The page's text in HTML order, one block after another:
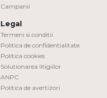
Campanii
Legal
Termeni si conditii
Politica de confidentialitate
Politica cookies
Solutionarea litigiilor
ANPC
Politica de avertizori